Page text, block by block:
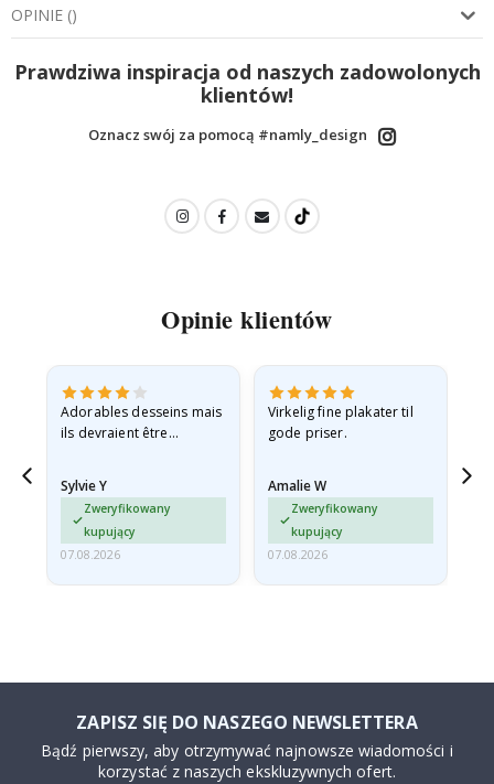
OPINIE ()
Prawdziwa inspiracja od naszych zadowolonych
klientów!
Oznacz swój za pomocą #namly_design
Opinie klientów
Adorables desseins mais
ils devraient être
enveloppe rigide car ils
sont arrivés roulés et un…
Sylvie Y
Zweryfikowany
kupujący
07.08.2026
Virkelig fine plakater til
gode priser.
Amalie W
Zweryfikowany
kupujący
07.08.2026
ZAPISZ SIĘ DO NASZEGO NEWSLETTERA
Bądź pierwszy, aby otrzymywać najnowsze wiadomości i
korzystać z naszych ekskluzywnych ofert.